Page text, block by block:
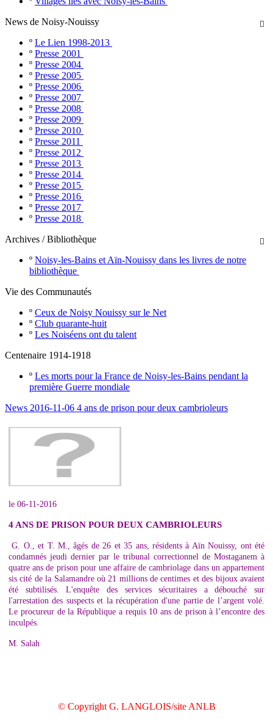

News de Noisy-Nouissy
º Le Lien 1998-2013
º Presse 2001
º Presse 2004
º Presse 2005
º Presse 2006
º Presse 2007
º Presse 2008
º Presse 2009
º Presse 2010
º Presse 2011
º Presse 2012
º Presse 2013
º Presse 2014
º Presse 2015
º Presse 2016
º Presse 2017
º Presse 2018

Archives / Bibliothèque
º Noisy-les-Bains et Aïn-Nouissy dans les livres de notre
bibliothèque
Vie des Communautés
º Ceux de Noisy Nouissy sur le Net
º Club quarante-huit
º Les Noiséens ont du talent
Centenaire 1914-1918
º Les morts pour la France de Noisy-les-Bains pendant la
première Guerre mondiale
News 2016-11-06 4 ans de prison pour deux cambrioleurs
le 06-11-2016
4 ANS DE PRISON POUR DEUX CAMBRIOLEURS
G. O., et T. M., âgés de 26 et 35 ans, résidents à Aïn Nouissy, ont été
condamnés jeudi dernier par le tribunal correctionnel de Mostaganem à
quatre ans de prison pour une affaire de cambriolage dans un appartement
sis cité de la Salamandre où 21 millions de centimes et des bijoux avaient
été subtilisés. L'enquête des services sécuritaires a débouché sur
l'arrestation des suspects et la récupération d'une partie de l’argent volé.
Le procureur de la République a requis 10 ans de prison à l’encontre des
inculpés.
M. Salah
© Copyright G. LANGLOIS/site ANLB